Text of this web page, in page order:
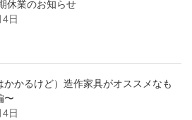
休業のお知らせ
日
かかるけど）造作家具がオススメなも
〜
日